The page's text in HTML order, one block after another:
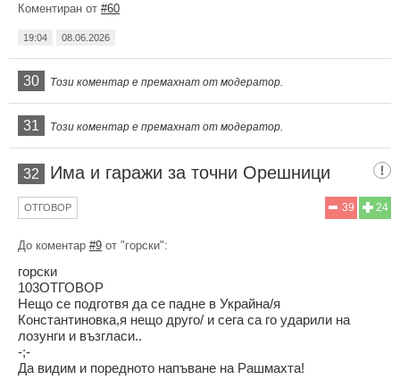
Коментиран от #60
19:04 08.06.2026
30 Този коментар е премахнат от модератор.
31 Този коментар е премахнат от модератор.
32 Има и гаражи за точни Орешници
24
39
ОТГОВОР
До коментар #9 от "горски":
горски
103ОТГОВОР
Нещо се подготвя да се падне в Украйна/я
Константиновка,я нещо друго/ и сега са го ударили на
лозунги и възгласи..
-;-
Да видим и поредното напъване на Рашмахта!